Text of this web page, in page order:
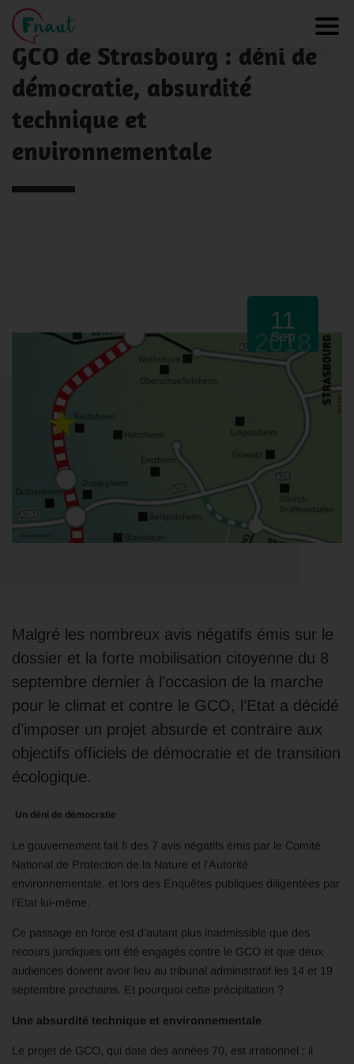
Panneau de gestion des cookies
NOS ACTUALITÉS
GCO de Strasbourg : déni de
démocratie, absurdité
technique et
environnementale
11
Sep
2018
Malgré les nombreux avis négatifs émis sur le
dossier et la forte mobilisation citoyenne du 8
septembre dernier à l’occasion de la marche
pour le climat et contre le GCO, l’Etat a décidé
d’imposer un projet absurde et contraire aux
objectifs officiels de démocratie et de transition
écologique.
Un déni de démocratie
Le gouvernement fait fi des 7 avis négatifs émis par le Comité
National de Protection de la Nature et l’Autorité
environnementale, et lors des Enquêtes publiques diligentées par
l’Etat lui-même.
Ce passage en force est d’autant plus inadmissible que des
recours juridiques ont été engagés contre le GCO et que deux
audiences doivent avoir lieu au tribunal administratif les 14 et 19
septembre prochains. Et pourquoi cette précipitation ?
Une absurdité technique et environnementale
Le projet de GCO, qui date des années 70, est irrationnel : il